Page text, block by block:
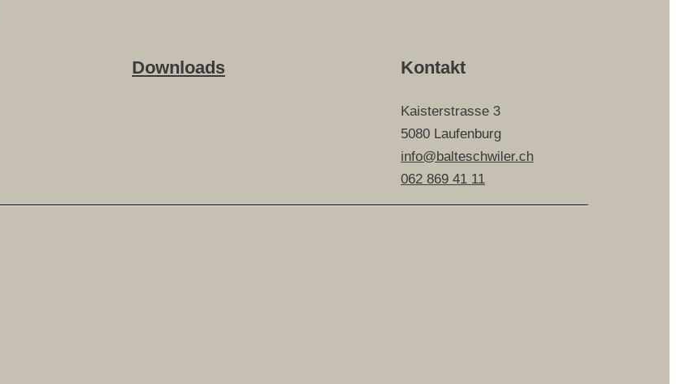
Downloads Kontakt
Kaisterstrasse 3
5080 Laufenburg
info@balteschwiler.ch
062 869 41 11